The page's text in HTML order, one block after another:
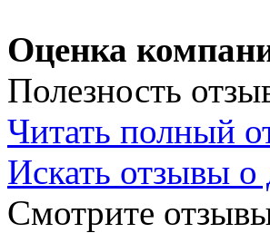
Оценка
Полезность
Читать полный
Искать отзывы
Смотрите